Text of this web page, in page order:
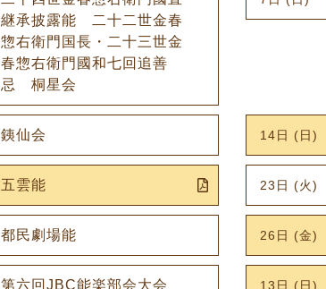
継承披露能 二十二世金春
惣右衛門国長・二十三世金
春惣右衛門國和七回追善
忌 桐星会
銕仙会 14日 (日)
五雲能 23日 (火)
都民劇場能 26日 (金)
第六回JBC能楽部会大会 13日 (日)